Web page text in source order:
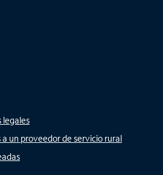
legales
un proveedor de servicio rural